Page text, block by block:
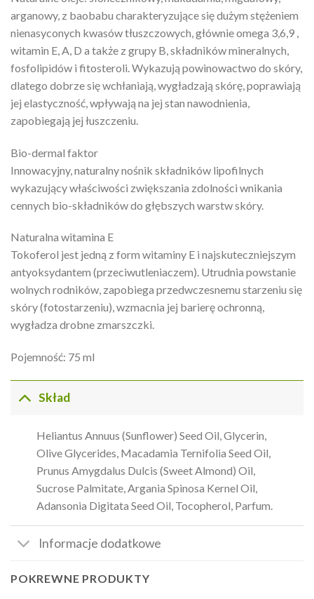
arganowy, z baobabu charakteryzujące się dużym stężeniem
nienasyconych kwasów tłuszczowych, głównie omega 3,6,9 ,
witamin E, A, D a także z grupy B, składników mineralnych,
fosfolipidów i fitosteroli. Wykazują powinowactwo do skóry,
dlatego dobrze się wchłaniają, wygładzają skórę, poprawiają
jej elastyczność, wpływają na jej stan nawodnienia,
zapobiegają jej łuszczeniu.
Bio-dermal faktor
Innowacyjny, naturalny nośnik składników lipofilnych
wykazujący właściwości zwiększania zdolności wnikania
cennych bio-składników do głębszych warstw skóry.
Naturalna witamina E
Tokoferol jest jedną z form witaminy E i najskuteczniejszym
antyoksydantem (przeciwutleniaczem). Utrudnia powstanie
wolnych rodników, zapobiega przedwczesnemu starzeniu się
skóry (fotostarzeniu), wzmacnia jej barierę ochronną,
wygładza drobne zmarszczki.
Pojemność: 75 ml
Skład
Heliantus Annuus (Sunflower) Seed Oil, Glycerin,
Olive Glycerides, Macadamia Ternifolia Seed Oil,
Prunus Amygdalus Dulcis (Sweet Almond) Oil,
Sucrose Palmitate, Argania Spinosa Kernel Oil,
Adansonia Digitata Seed Oil, Tocopherol, Parfum.
Informacje dodatkowe
POKREWNE PRODUKTY